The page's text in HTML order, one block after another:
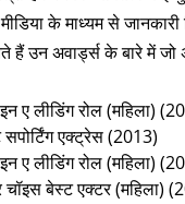
के माध्यम से
हैं उन अवार्ड्स के बारे में जो
ए लीडिंग रोल (महिला)
एक्ट्रेस (2013)
ए लीडिंग रोल (महिला)
चॉइस बेस्ट एक्टर (महिला)